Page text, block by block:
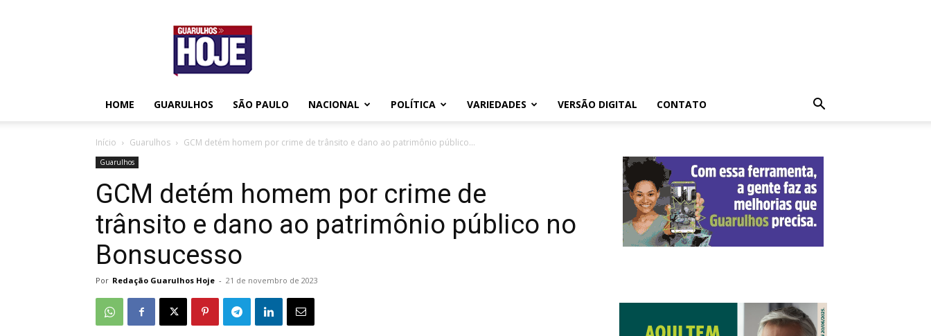
Guarulhos
Hoje
HOME GUARULHOS SÃO PAULO NACIONAL POLÍTICA VARIEDADES VERSÃO DIGITAL CONTATO
Início Guarulhos GCM detém homem por crime de trânsito e dano ao patrimônio público...
Guarulhos
GCM detém homem por crime de
trânsito e dano ao patrimônio público no
Bonsucesso
Por Redação Guarulhos Hoje - 21 de novembro de 2023